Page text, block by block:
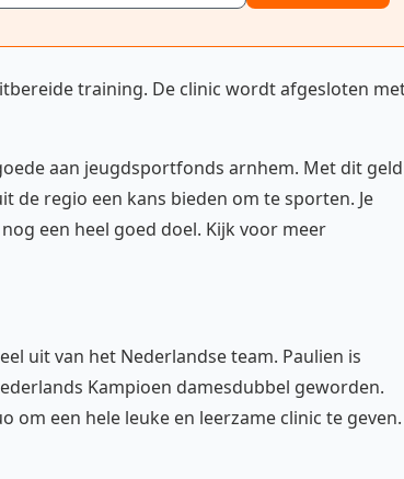
training. De clinic wordt afgesloten
aan jeugdsportfonds arnhem. Met dit geld
de regio een kans bieden om te sporten. Je
een heel goed doel. Kijk voor meer
uit van het Nederlandse team. Paulien is
Kampioen damesdubbel geworden.
om een hele leuke en leerzame clinic te geven.